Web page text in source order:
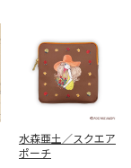
水森亜土／スクエア
ポーチ